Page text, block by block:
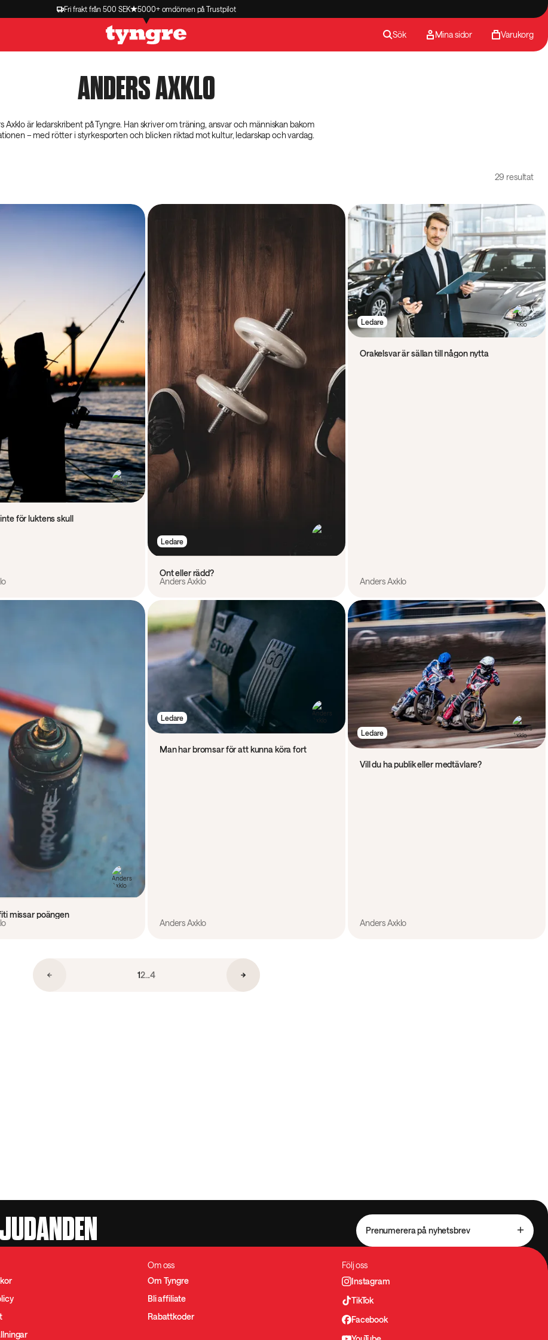
Fri frakt från 500 SEK 5000+ omdömen på Trustpilot
Sök Mina sidor Varukorg
ANDERS AXKLO
Axklo är ledarskribent på Tyngre. Han skriver om träning, ansvar och människan bakom
– med rötter i styrkesporten och blicken riktad mot kultur, ledarskap och vardag.
29 resultat
för luktens skull
Ledare
Ont eller rädd?
Anders Axklo
Ledare
Orakelsvar är sällan till någon nytta
Anders Axklo
missar poängen
Ledare
Man har bromsar för att kunna köra fort
Anders Axklo
Ledare
Vill du ha publik eller medtävlare?
Anders Axklo
12...4
Prenumerera på nyhetsbrev
Om oss
Om Tyngre
Bli affiliate
Rabattkoder
Följ oss
Instagram
TikTok
Facebook